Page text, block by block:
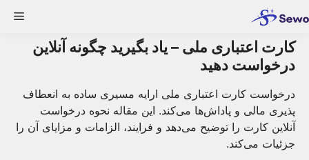
to
content
کارت اعتباری ملی – یاد بگیرید چگونه آنلاین
درخواست دهید
درخواست کارت اعتباری ملی ارایه مسیری ساده به انعطاف
پذیری مالی و پاداش‌ها می‌کند. این مقاله نحوه درخواست
آنلاین کارت را توضیح می‌دهد و فرایند، الزامات و مزایای آن را
جزئیات می‌کند.